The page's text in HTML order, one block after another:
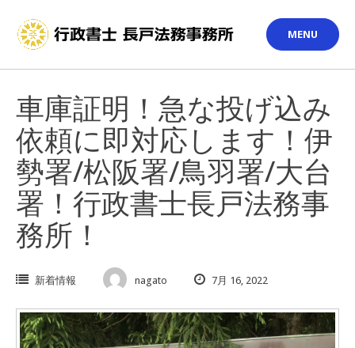
content
MENU
車庫証明！急な投げ込み
依頼に即対応します！伊
勢署/松阪署/鳥羽署/大台
署！行政書士長戸法務事
務所！
新着情報 nagato 7月 16, 2022